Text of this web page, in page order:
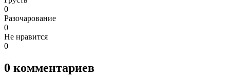
0
Разочарование
0
Не нравится
0
0 комментариев